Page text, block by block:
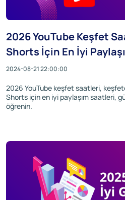
2026 YouTube Keşfet
Shorts İçin En İyi
2024-08-21 22:00:00
2026 YouTube keşfet saatleri,
Shorts için en iyi paylaşım saatleri,
öğrenin.